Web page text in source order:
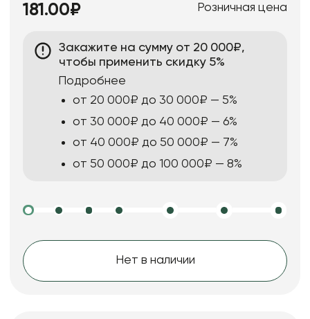
181.00₽ Розничная цена
Закажите на сумму от 20 000₽,
чтобы применить скидку 5%
Подробнее
от 20 000₽ до 30 000₽ — 5%
от 30 000₽ до 40 000₽ — 6%
от 40 000₽ до 50 000₽ — 7%
от 50 000₽ до 100 000₽ — 8%
Нет в наличии